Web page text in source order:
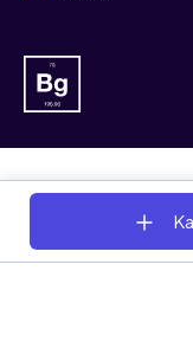
Allgemeine